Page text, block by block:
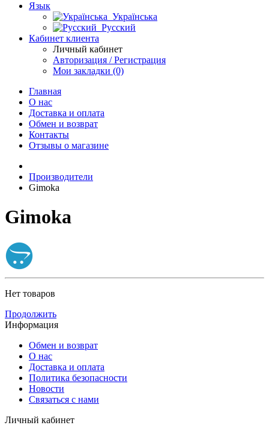
Язык
Українська
Русский
Кабинет клиента
Личный кабинет
Авторизация / Регистрация
Мои закладки (0)
Главная
О нас
Доставка и оплата
Обмен и возврат
Контакты
Отзывы о магазине
Производители
Gimoka
Gimoka
Нет товаров
Продолжить
Информация
Обмен и возврат
О нас
Доставка и оплата
Политика безопасности
Новости
Связаться с нами
Личный кабинет